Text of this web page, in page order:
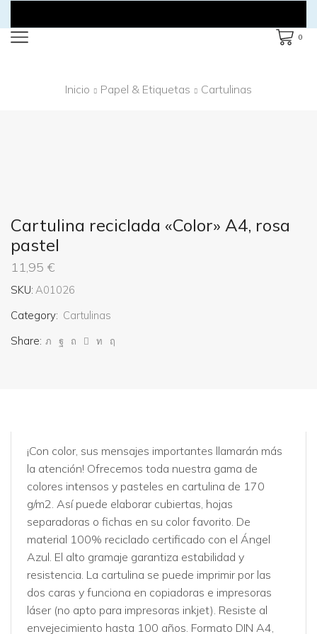
0
Inicio Papel & Etiquetas Cartulinas
Cartulina reciclada «Color» A4, rosa
pastel
11,95 €
SKU: A01026
Category: Cartulinas
Share:
¡Con color, sus mensajes importantes llamarán más
la atención! Ofrecemos toda nuestra gama de
colores intensos y pasteles en cartulina de 170
g/m2. Así puede elaborar cubiertas, hojas
separadoras o fichas en su color favorito. De
material 100% reciclado certificado con el Ángel
Azul. El alto gramaje garantiza estabilidad y
resistencia. La cartulina se puede imprimir por las
dos caras y funciona en copiadoras e impresoras
láser (no apto para impresoras inkjet). Resiste al
envejecimiento hasta 100 años. Formato DIN A4,